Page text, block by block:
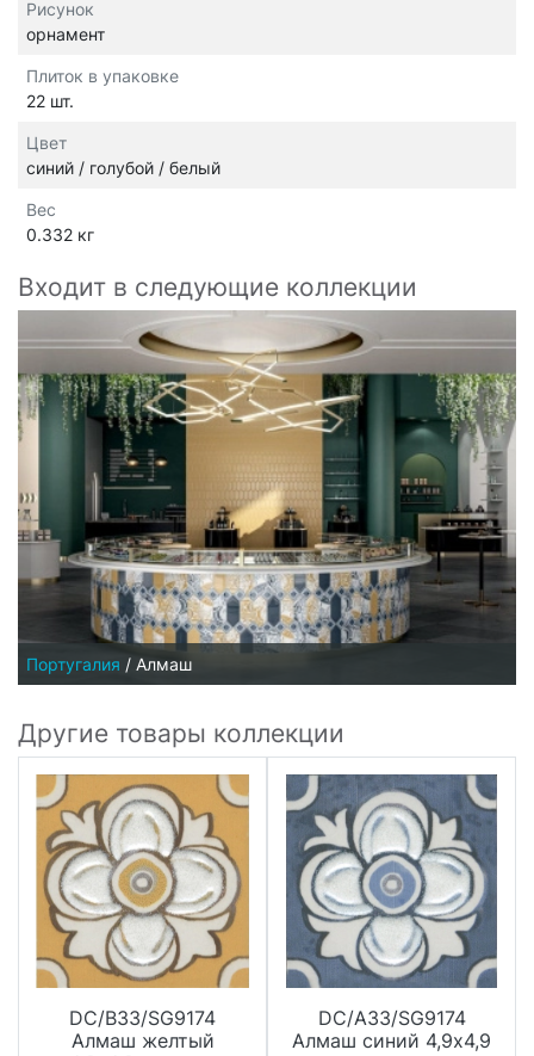
Рисунок
орнамент
Плиток в упаковке
22 шт.
Цвет
синий / голубой / белый
Вес
0.332 кг
Входит в следующие коллекции
Португалия / Алмаш
Другие товары коллекции
DC/B33/SG9174
Алмаш желтый
DC/A33/SG9174
Алмаш синий 4,9х4,9